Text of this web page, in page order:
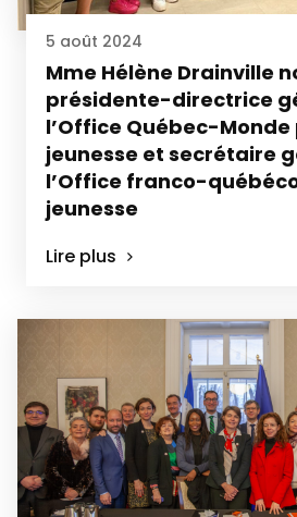
5 août 2024
Mme Hélène Drainville
présidente-directrice
l’Office Québec-Monde
jeunesse et secrétaire
l’Office franco-
jeunesse
Lire plus